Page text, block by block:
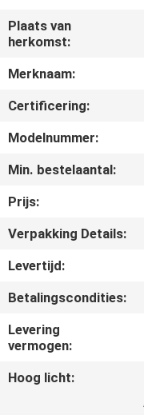
ONGEVEER
ONS
CONTACTEER
ONS
NIEUWS
VERZOEK
OM EEN
Plaats van
herkomst:
Merknaam:
Certificering:
Modelnummer:
Min. bestelaantal:
Prijs:
Verpakking Details:
Levertijd:
Betalingscondities:
Levering
vermogen:
Hoog licht: